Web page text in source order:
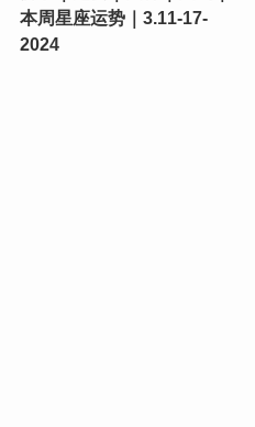
本周星座运势｜3.11-17-
2024